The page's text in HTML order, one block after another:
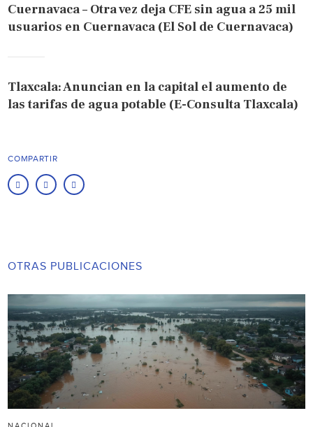
Cuernavaca – Otra vez deja CFE sin agua a 25 mil
usuarios en Cuernavaca (El Sol de Cuernavaca)
Tlaxcala: Anuncian en la capital el aumento de
las tarifas de agua potable (E-Consulta Tlaxcala)
COMPARTIR
OTRAS PUBLICACIONES